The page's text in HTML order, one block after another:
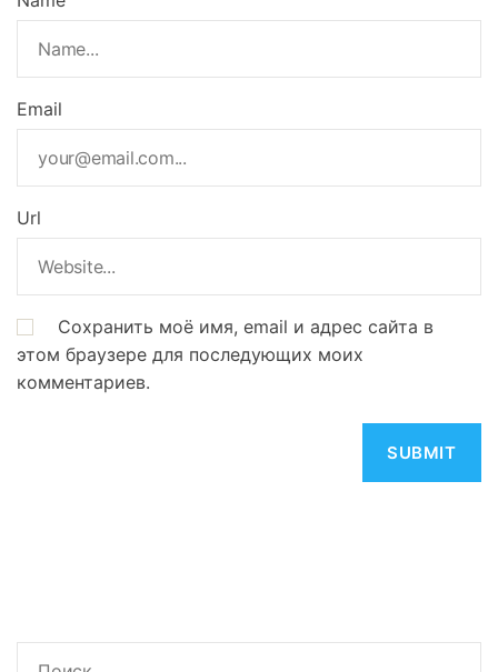
Email
Url
Сохранить моё имя, email и адрес сайта в
этом браузере для последующих моих
комментариев.